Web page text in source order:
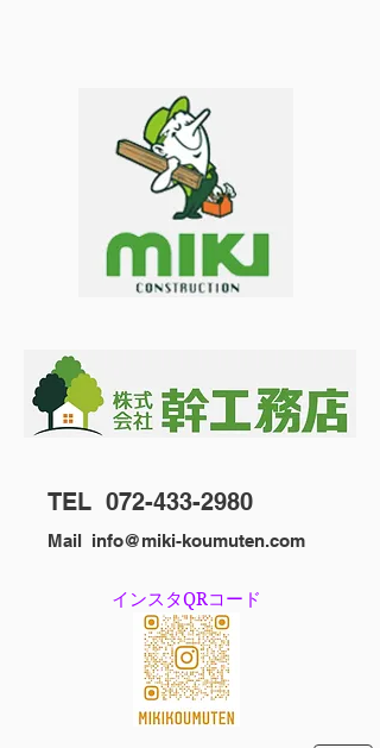
TEL 072-433-2980
Mail info@miki-koumuten.com
​インスタQRコード